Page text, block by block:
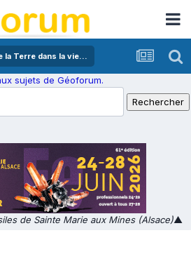
la Terre dans la vie...
sujets de Géoforum.
de Sainte Marie aux Mines (Alsace)▲